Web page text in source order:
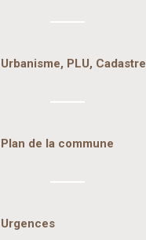
Urbanisme, PLU, Cadastre
Plan de la commune
Urgences